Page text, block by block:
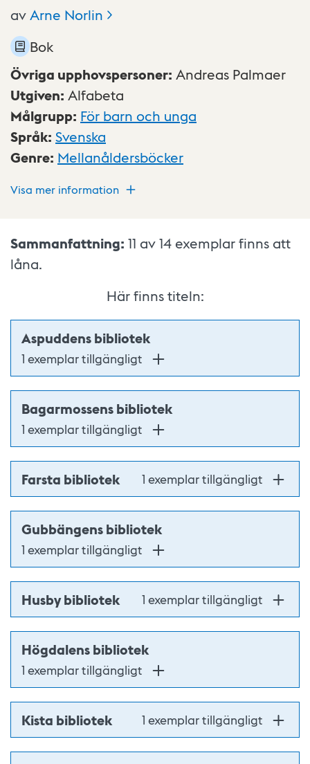
avArne Norlin
Bok
Övriga upphovspersoner: Andreas Palmaer
Utgiven: Alfabeta
Målgrupp: För barn och unga
Språk: Svenska
Genre: Mellanåldersböcker
Visa mer information
Sammanfattning: 11 av 14 exemplar finns att
låna.
Här finns titeln:
Aspuddens bibliotek
1 exemplar tillgängligt
Bagarmossens bibliotek
1 exemplar tillgängligt
Farsta bibliotek 1 exemplar tillgängligt
Gubbängens bibliotek
1 exemplar tillgängligt
Husby bibliotek 1 exemplar tillgängligt
Högdalens bibliotek
1 exemplar tillgängligt
Kista bibliotek 1 exemplar tillgängligt